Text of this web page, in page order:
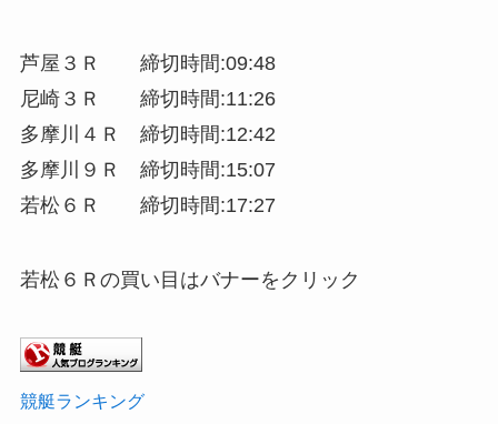
芦屋３Ｒ 締切時間:09:48
尼崎３Ｒ 締切時間:11:26
多摩川４Ｒ 締切時間:12:42
多摩川９Ｒ 締切時間:15:07
若松６Ｒ 締切時間:17:27
若松６Ｒの買い目はバナーをクリック
競艇ランキング